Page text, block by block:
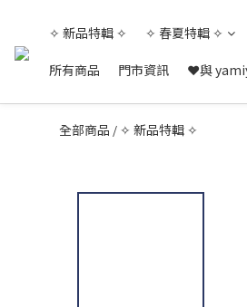
✧ 新品特輯 ✧ ✧ 春夏特輯 ✧
所有商品 門市資訊 ❤與
全部商品 / ✧ 新品特輯 ✧